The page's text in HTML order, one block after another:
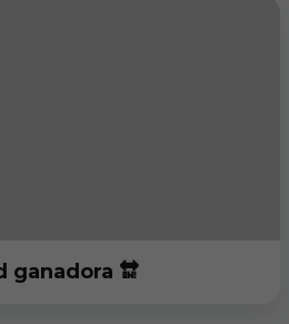
ganadora 🔛